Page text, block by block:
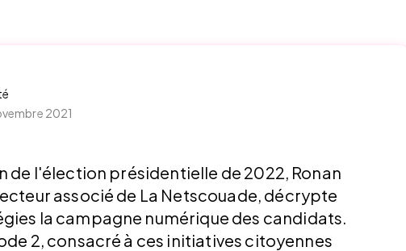
2021
de l'élection présidentielle de 2022, Ronan
associé de La Netscouade, décrypte
la campagne numérique des candidats.
2, consacré à ces initiatives citoyennes